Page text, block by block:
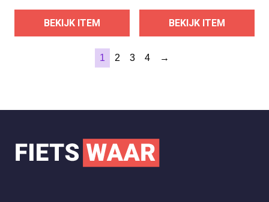
BEKIJK ITEM BEKIJK ITEM
1 2 3 4 →